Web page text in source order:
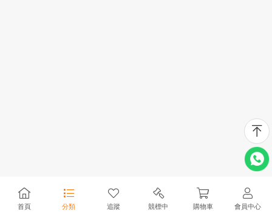
首頁 分類 追蹤 競標中 購物車 會員中心